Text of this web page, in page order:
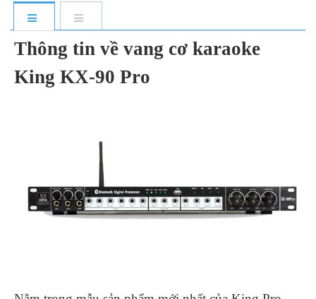
Thông tin về vang cơ karaoke
King KX-90 Pro